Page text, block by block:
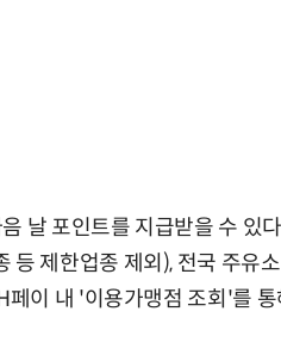
날 포인트를 지급받을 수 있
등 제한업종 제외), 전국 주유
페이 내 '이용가맹점 조회'를